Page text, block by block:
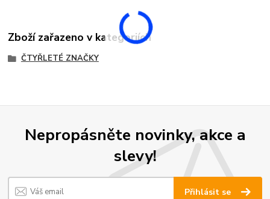
Zboží zařazeno v kategoriích
ČTYŘLETÉ ZNAČKY
Nepropásněte novinky, akce a
slevy!
Přihlásit se